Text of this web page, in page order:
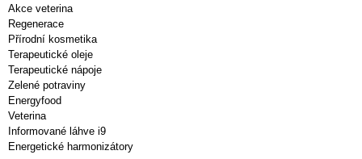
Akce veterina
Regenerace
Přírodní kosmetika
Terapeutické oleje
Terapeutické nápoje
Zelené potraviny
Energyfood
Veterina
Informované láhve i9
Energetické harmonizátory